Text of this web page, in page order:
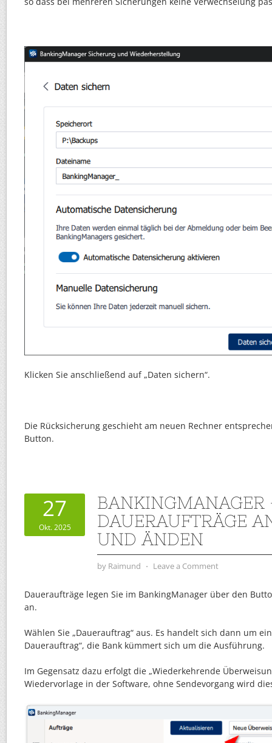
Klicken Sie anschließend auf „Daten sichern“.
Die Rücksicherung geschieht am neuen Rechner
Button.
27
Okt. 2025
BANKINGMANAGER
DAUERAUFTRÄGE
UND ÄNDEN
by Raimund ⋅ Leave a Comment
Daueraufträge legen Sie im BankingManager über den
an.
Wählen Sie „Dauerauftrag“ aus. Es handelt sich dann um
Dauerauftrag“, die Bank kümmert sich um die Ausführung.
Im Gegensatz dazu erfolgt die „Wiederkehrende
Wiedervorlage in der Software, ohne Sendevorgang wird